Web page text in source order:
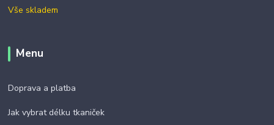
Vše skladem
Menu
Doprava a platba
Jak vybrat délku tkaniček